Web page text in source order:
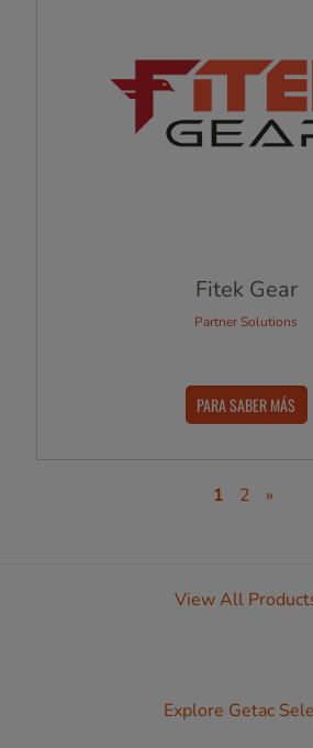
Fitek Gear
Partner Solutions
PARA SABER MÁS
1 2 »
View All
Explore Getac